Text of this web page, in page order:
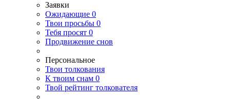
Заявки
Ожидающие 0
Твои просьбы 0
Тебя просят 0
Продвижение снов
Персональное
Твои толкования
К твоим снам 0
Твой рейтинг толкователя